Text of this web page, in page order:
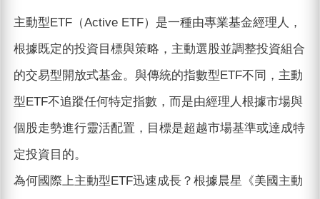
主動型ETF（Active ETF）是一種由專業基金經理人，
根據既定的投資目標與策略，主動選股並調整投資組合
的交易型開放式基金。與傳統的指數型ETF不同，主動
型ETF不追蹤任何特定指數，而是由經理人根據市場與
個股走勢進行靈活配置，目標是超越市場基準或達成特
定投資目的。
為何國際上主動型ETF迅速成長？根據晨星《美國主動